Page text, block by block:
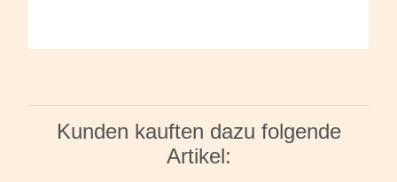
Kunden kauften dazu folgende
Artikel: